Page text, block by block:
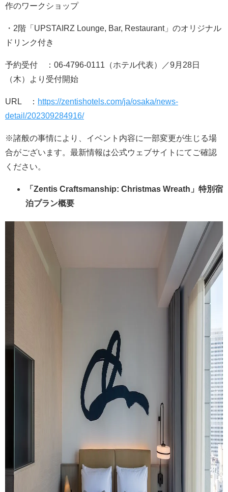
作のワークショップ
・2階「UPSTAIRZ Lounge, Bar, Restaurant」のオリジナル
ドリンク付き
予約受付 ：06-4796-0111（ホテル代表）／9月28日
（木）より受付開始
URL ： https://zentishotels.com/ja/osaka/news-
detail/202309284916/
※諸般の事情により、イベント内容に一部変更が生じる場
合がございます。最新情報は公式ウェブサイトにてご確認
ください。
「Zentis Craftsmanship: Christmas Wreath」特別宿
泊プラン概要